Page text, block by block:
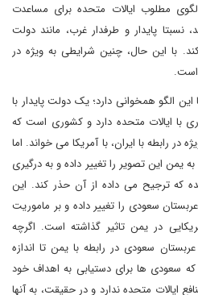
مطلوب ایالات متحده برای مساعدت
نسبتا پایدار و طرفدار غرب، مانند دولت
با این حال، چنین شرایطی به ویژه در
است.
الگو همخوانی دارد؛ یک دولت پایدار با
با ایالات متحده دارد و کشوری است که
در رابطه با ایران، با آمریکا می خواند. اما
این تصویر را تغییر داده و به درگیری
که ترجیح می داده از آن حذر کند. این
سعودی را تغییر داده و بر ماموریت
در یمن تاثیر گذاشته است. اگرچه
سعودی در رابطه با یمن تا اندازه
سعودی ها برای دستیابی به اهداف خود
ایالات متحده ندارد و در حقیقت، به آنها